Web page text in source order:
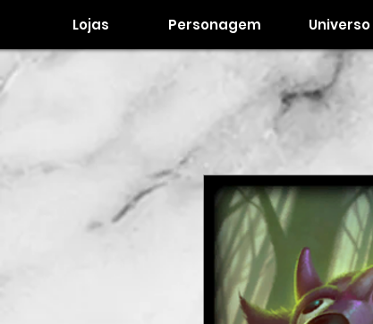
Lojas Personagem Universo